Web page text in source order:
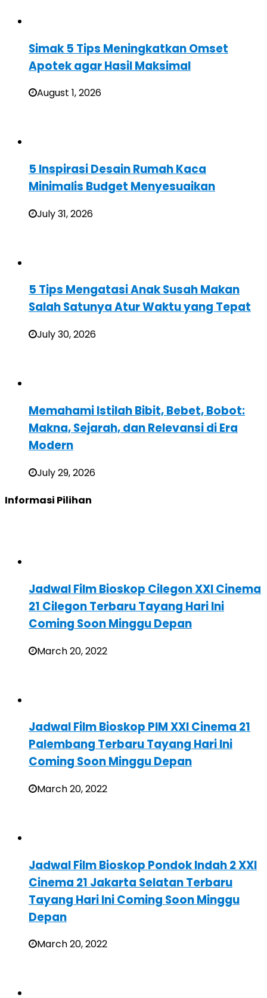
Simak 5 Tips Meningkatkan Omset
Apotek agar Hasil Maksimal
August 1, 2026
5 Inspirasi Desain Rumah Kaca
Minimalis Budget Menyesuaikan
July 31, 2026
5 Tips Mengatasi Anak Susah Makan
Salah Satunya Atur Waktu yang Tepat
July 30, 2026
Memahami Istilah Bibit, Bebet, Bobot:
Makna, Sejarah, dan Relevansi di Era
Modern
July 29, 2026
Informasi Pilihan
Jadwal Film Bioskop Cilegon XXI Cinema
21 Cilegon Terbaru Tayang Hari Ini
Coming Soon Minggu Depan
March 20, 2022
Jadwal Film Bioskop PIM XXI Cinema 21
Palembang Terbaru Tayang Hari Ini
Coming Soon Minggu Depan
March 20, 2022
Jadwal Film Bioskop Pondok Indah 2 XXI
Cinema 21 Jakarta Selatan Terbaru
Tayang Hari Ini Coming Soon Minggu
Depan
March 20, 2022